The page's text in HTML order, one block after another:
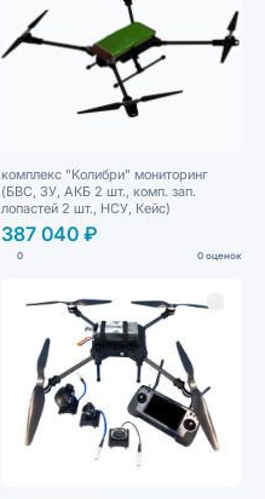
комплекс "Колибри" мониторинг
(БВС, ЗУ, АКБ 2 шт., комп. зап.
лопастей 2 шт., НСУ, Кейс)
387 040 ₽
0 0 оценок